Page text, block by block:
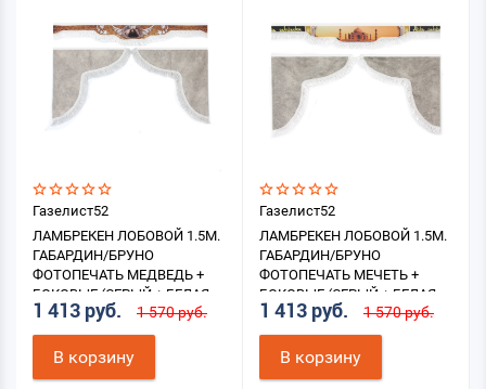
Газелист52
ЛАМБРЕКЕН ЛОБОВОЙ 1.5М.
ГАБАРДИН/БРУНО
ФОТОПЕЧАТЬ МЕДВЕДЬ +
БОКОВЫЕ (СЕРЫЙ + БЕЛАЯ
БАХРОМА)
1 413 руб. 1 570 руб.
В корзину
Газелист52
ЛАМБРЕКЕН ЛОБОВОЙ 1.5М.
ГАБАРДИН/БРУНО
ФОТОПЕЧАТЬ МЕЧЕТЬ +
БОКОВЫЕ (СЕРЫЙ + БЕЛАЯ
БАХРОМА)
1 413 руб. 1 570 руб.
В корзину